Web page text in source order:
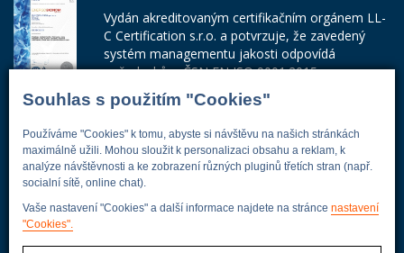
Souhlas s použitím "Cookies"
Používáme "Cookies" k tomu, abyste si návštěvu na našich stránkách
maximálně užili. Mohou sloužit k personalizaci obsahu a reklam, k
analýze návštěvnosti a ke zobrazení různých pluginů třetích stran (např.
socialní sítě, online chat).
Vaše nastavení "Cookies" a další informace najdete na stránce nastavení
"Cookies".
Vydán akreditovaným certifikačním orgánem LL-
C Certification s.r.o. a potvrzuje, že zavedený
systém managementu jakosti odpovídá
požadavkům ČSN EN ISO 9001:2015.
Číslo certifikátu: 42014103
Adresa firmy
Energoekonom
Wolkerova 433